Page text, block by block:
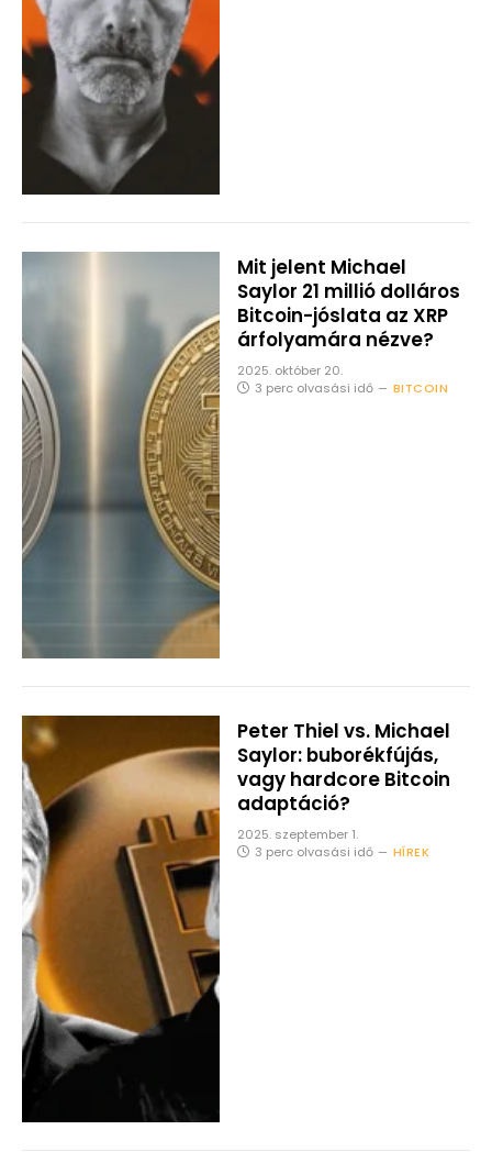
Mit jelent Michael
Saylor 21 millió dolláros
Bitcoin-jóslata az XRP
árfolyamára nézve?
2025. október 20.
3 perc olvasási idő
BITCOIN
Peter Thiel vs. Michael
Saylor: buborékfújás,
vagy hardcore Bitcoin
adaptáció?
2025. szeptember 1.
3 perc olvasási idő
HÍREK